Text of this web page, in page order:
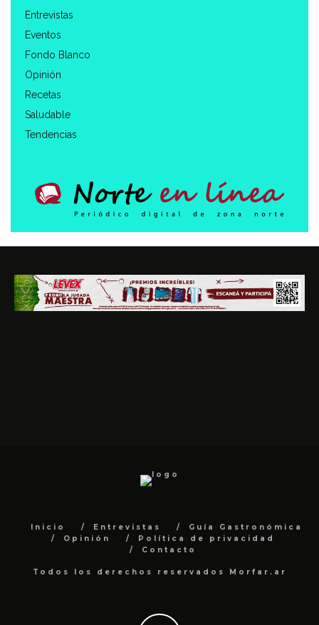
Entrevistas
Eventos
Fondo Blanco
Opinión
Recetas
Saludable
Tendencias
Inicio Entrevistas
Guía Gastronómica
Opinión
Política de privacidad
Contacto
Todos los derechos reservados Morfar.ar